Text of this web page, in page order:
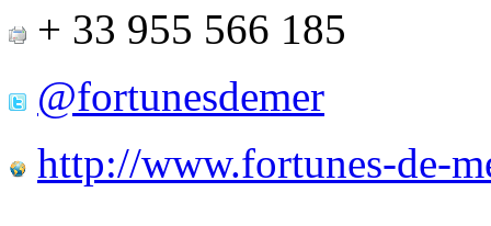
+ 33 955 566 185
@fortunesdemer
http://www.fortunes-de-